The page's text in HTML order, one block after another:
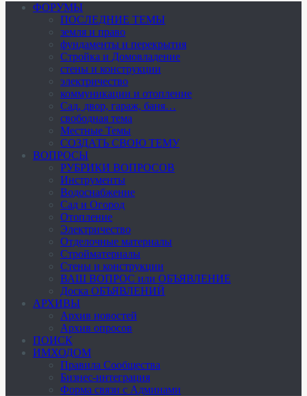
ФОРУМЫ
ПОСЛЕДНИЕ ТЕМЫ
земля и право
фундаменты и перекрытия
Стройка и Домовладение
стены и конструкции
электричество
коммуникации и отопление
Cад, двор, гараж, баня…
свободная тема
Местные Темы
СОЗДАТЬ СВОЮ ТЕМУ
ВОПРОСЫ
РУБРИКИ ВОПРОСОВ
Инструменты
Водоснабжение
Сад и Огород
Отопление
Электричество
Отделочные материалы
Стройматериалы
Стены и конструкции
ВАШ ВОПРОС или ОБЪЯВЛЕНИЕ
Доска ОБЪЯВЛЕНИЙ
АРХИВЫ
Архив новостей
Архив опросов
ПОИСК
ИМХОДОМ
Правила Сообщества
Бизнес-интеграция
Форма связи с Админами